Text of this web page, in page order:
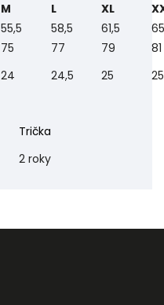
M L XL
55,5 58,5 61,5
75 77 79
81
24 24,5 25
Trička
2 roky